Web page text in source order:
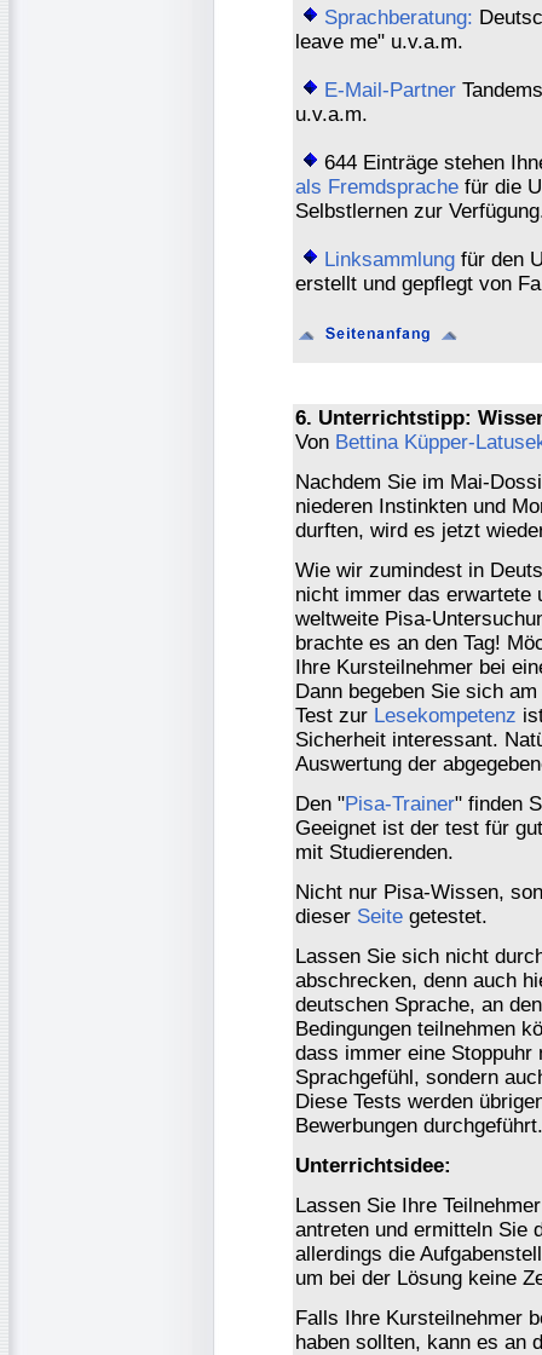
Sprachberatung:
leave me" u.v.a.m.
E-Mail-Partner
u.v.a.m.
644 Einträge stehen
als Fremdsprache für die
Selbstlernen zur
Linksammlung für den
erstellt und gepflegt von
6. Unterrichtstipp:
Von Bettina Küpper-
Nachdem Sie im Mai-
niederen Instinkten und
durften, wird es jetzt
Wie wir zumindest in
nicht immer das erwartete
weltweite Pisa-
brachte es an den Tag!
Ihre Kursteilnehmer bei
Dann begeben Sie sich
Test zur Lesekompetenz
Sicherheit interessant.
Auswertung der
Den "Pisa-Trainer" finden
Geeignet ist der test für
mit Studierenden.
Nicht nur Pisa-Wissen,
dieser Seite getestet.
Lassen Sie sich nicht
abschrecken, denn auch
deutschen Sprache, an
Bedingungen teilnehmen
dass immer eine
Sprachgefühl, sondern
Diese Tests werden
Bewerbungen durchgeführt.
Unterrichtsidee:
Lassen Sie Ihre
antreten und ermitteln Sie
allerdings die
um bei der Lösung keine
Falls Ihre Kursteilnehmer
haben sollten, kann es an